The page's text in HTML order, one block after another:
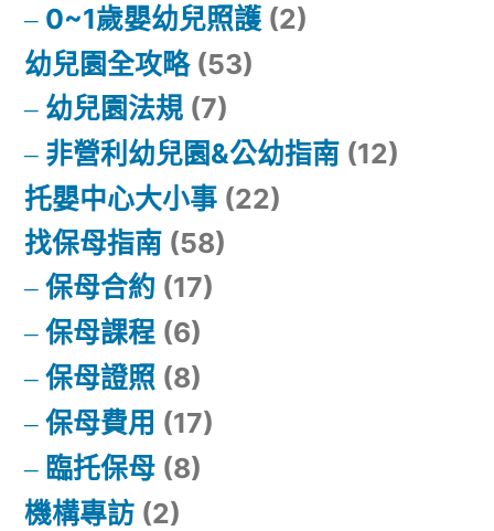
0~1歲嬰幼兒照護 (2)
幼兒園全攻略(53)
幼兒園法規 (7)
非營利幼兒園&公幼指南 (12)
托嬰中心大小事 (22)
找保母指南 (58)
保母合約 (17)
保母課程 (6)
保母證照 (8)
保母費用 (17)
臨托保母 (8)
機構專訪 (2)